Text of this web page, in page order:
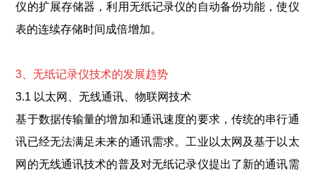
仪的扩展存储器，利用无纸记录仪的自动备份功能，使仪
表的连续存储时间成倍增加。
3、无纸记录仪技术的发展趋势
3.1 以太网
、无线通讯、物联网技术
基于数据传输量的增加和通讯速度的要求，传统的串行通
讯已经无法满足未来的通讯需求。工业以太网及基于以太
网的无线通讯技术的普及对无纸记录仪提出了新的通讯需